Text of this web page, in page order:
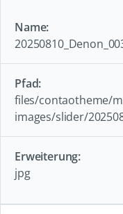
files/contaotheme/
images/slider/
jpg